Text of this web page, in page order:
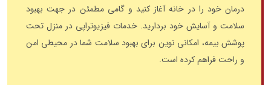
درمان خود را در خانه آغاز کنید و گامی مطمئن در جهت بهبود
سلامت و آسایش خود بردارید. خدمات فیزیوتراپی در منزل تحت
پوشش بیمه، امکانی نوین برای بهبود سلامت شما در محیطی امن
و راحت فراهم کرده است.